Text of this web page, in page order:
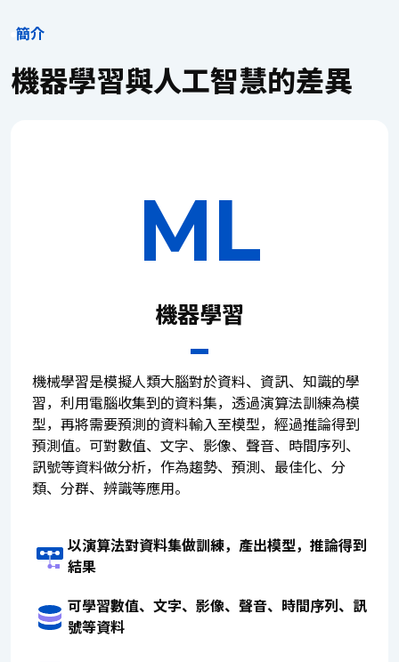
簡介
機器學習與人工智慧的差異
ML
機器學習
機械學習是模擬人類大腦對於資料、資訊、知識的學
習，利用電腦收集到的資料集，透過演算法訓練為模
型，再將需要預測的資料輸入至模型，經過推論得到
預測值。可對數值、文字、影像、聲音、時間序列、
訊號等資料做分析，作為趨勢、預測、最佳化、分
類、分群、辨識等應用。
以演算法對資料集做訓練，產出模型，推論得到
結果
可學習數值、文字、影像、聲音、時間序列、訊
號等資料